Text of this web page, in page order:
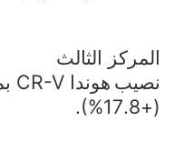
المركز الثالث
نصيب هوندا CR-V
(+17.8%).